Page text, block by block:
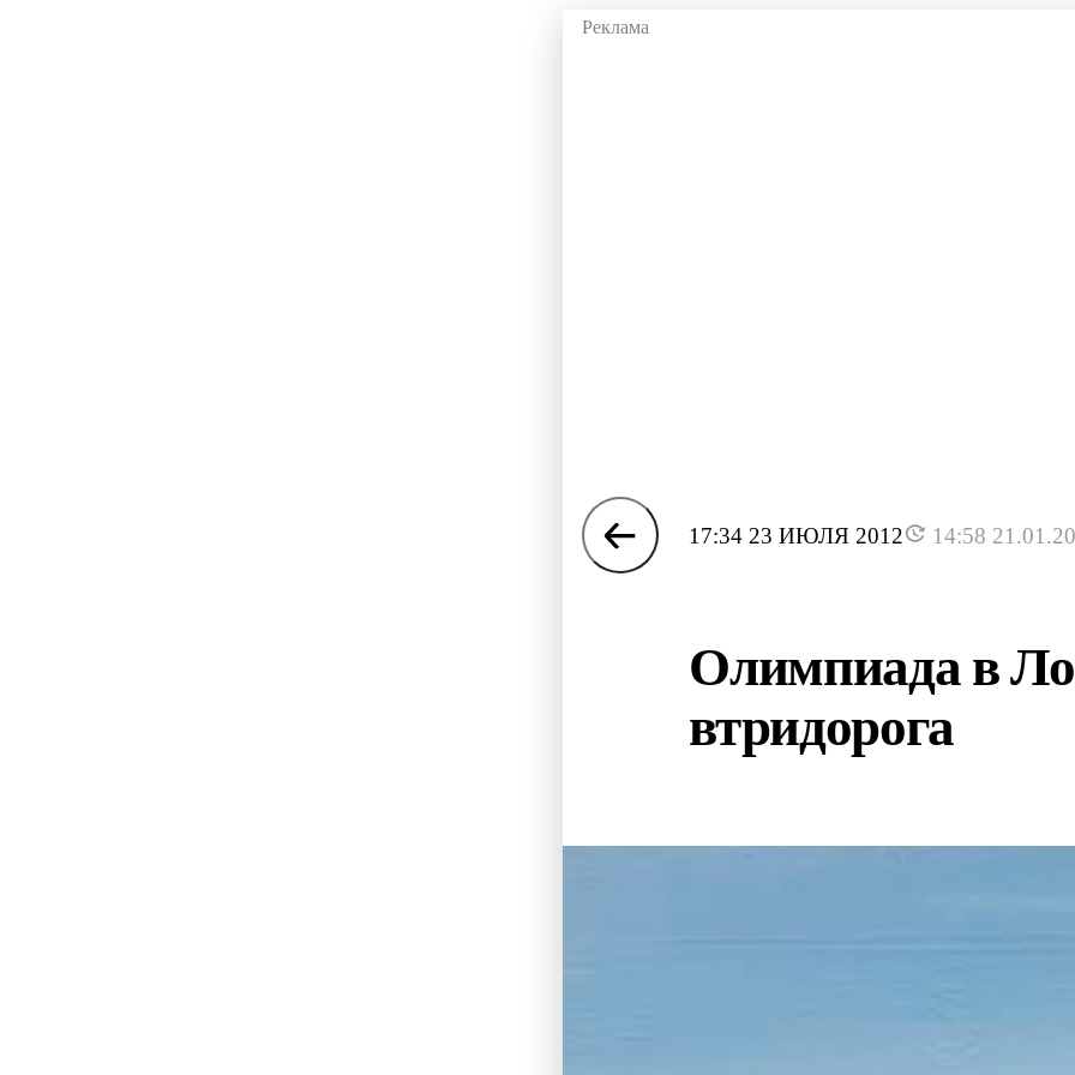
17:34 23 ИЮЛЯ 2012 14:58
Олимпиада в
втридорога